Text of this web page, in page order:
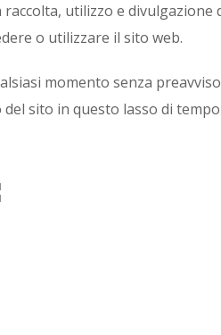
utilizzo e
o utilizzare il sito web.
momento senza
sito in questo lasso di